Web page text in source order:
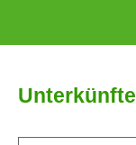
Unterkünfte